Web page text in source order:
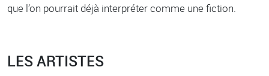
que l’on pourrait déjà interpréter comme une fiction.
LES ARTISTES